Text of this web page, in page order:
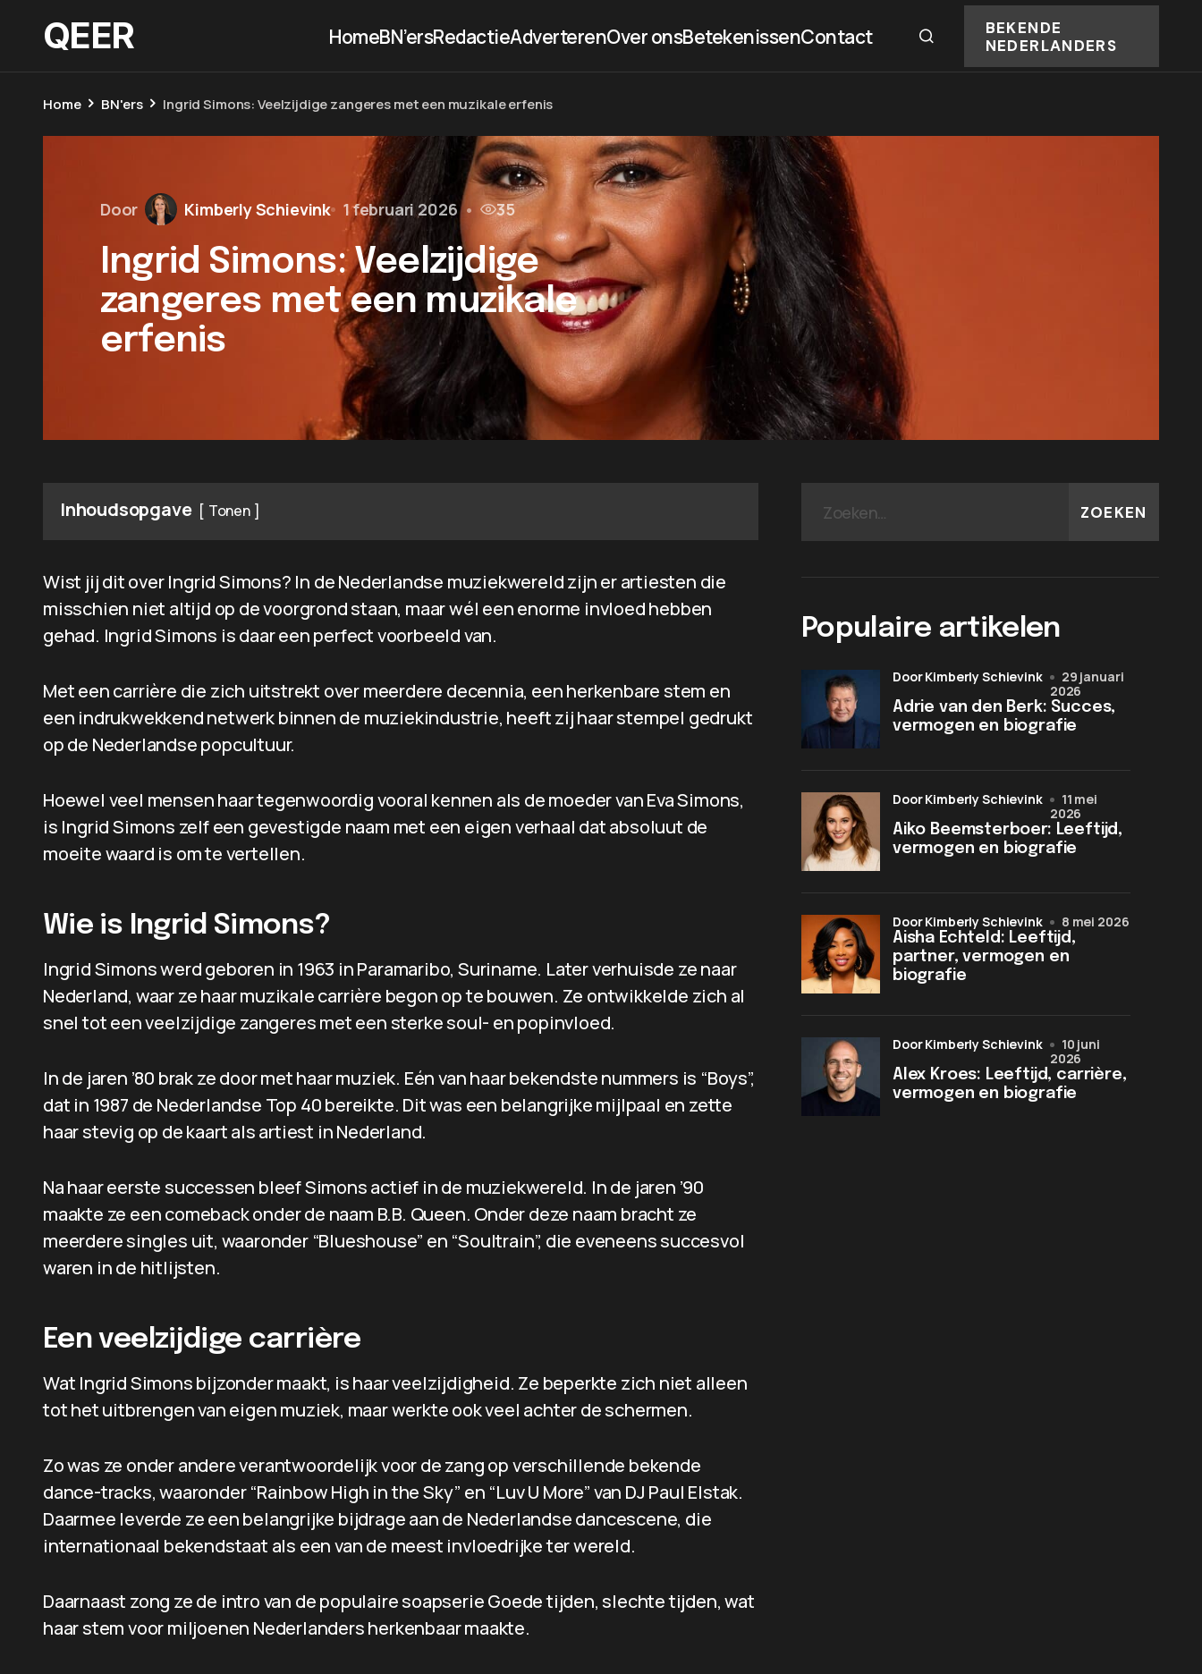
QEER HomeBN’ersRedactieAdverterenOver onsBetekenissenContact
BEKENDE
NEDERLANDERS
Home BN'ers Ingrid Simons: Veelzijdige zangeres met een muzikale erfenis
Door Kimberly Schievink 1 februari 2026 • 35
Ingrid Simons: Veelzijdige
zangeres met een muzikale
erfenis
Inhoudsopgave Tonen
Wist jij dit over Ingrid Simons? In de Nederlandse muziekwereld zijn er artiesten die
misschien niet altijd op de voorgrond staan, maar wél een enorme invloed hebben
gehad. Ingrid Simons is daar een perfect voorbeeld van.
Met een carrière die zich uitstrekt over meerdere decennia, een herkenbare stem en
een indrukwekkend netwerk binnen de muziekindustrie, heeft zij haar stempel gedrukt
op de Nederlandse popcultuur.
Hoewel veel mensen haar tegenwoordig vooral kennen als de moeder van Eva Simons,
is Ingrid Simons zelf een gevestigde naam met een eigen verhaal dat absoluut de
moeite waard is om te vertellen.
Wie is Ingrid Simons?
Ingrid Simons werd geboren in 1963 in Paramaribo, Suriname. Later verhuisde ze naar
Nederland, waar ze haar muzikale carrière begon op te bouwen. Ze ontwikkelde zich al
snel tot een veelzijdige zangeres met een sterke soul- en popinvloed.
In de jaren ’80 brak ze door met haar muziek. Eén van haar bekendste nummers is “Boys”,
dat in 1987 de Nederlandse Top 40 bereikte. Dit was een belangrijke mijlpaal en zette
haar stevig op de kaart als artiest in Nederland.
Na haar eerste successen bleef Simons actief in de muziekwereld. In de jaren ’90
maakte ze een comeback onder de naam B.B. Queen. Onder deze naam bracht ze
meerdere singles uit, waaronder “Blueshouse” en “Soultrain”, die eveneens succesvol
waren in de hitlijsten.
Een veelzijdige carrière
Wat Ingrid Simons bijzonder maakt, is haar veelzijdigheid. Ze beperkte zich niet alleen
tot het uitbrengen van eigen muziek, maar werkte ook veel achter de schermen.
Zo was ze onder andere verantwoordelijk voor de zang op verschillende bekende
dance-tracks, waaronder “Rainbow High in the Sky” en “Luv U More” van DJ Paul Elstak.
Daarmee leverde ze een belangrijke bijdrage aan de Nederlandse dancescene, die
internationaal bekendstaat als een van de meest invloedrijke ter wereld.
Daarnaast zong ze de intro van de populaire soapserie Goede tijden, slechte tijden, wat
haar stem voor miljoenen Nederlanders herkenbaar maakte.
ZOEKEN
Populaire artikelen
Adrie van den Berk: Succes,
vermogen en biografie
door Kimberly Schievink
29 januari
2026
Aiko Beemsterboer: Leeftijd,
vermogen en biografie
door Kimberly Schievink
11 mei
2026
Aisha Echteld: Leeftijd,
partner, vermogen en
biografie
door Kimberly Schievink 8 mei 2026
Alex Kroes: Leeftijd, carrière,
vermogen en biografie
door Kimberly Schievink
10 juni
2026